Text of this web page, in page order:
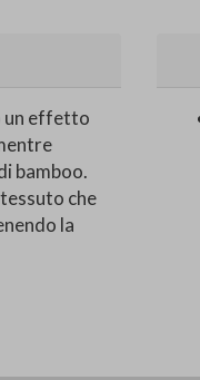
un effetto
bamboo.
che
la